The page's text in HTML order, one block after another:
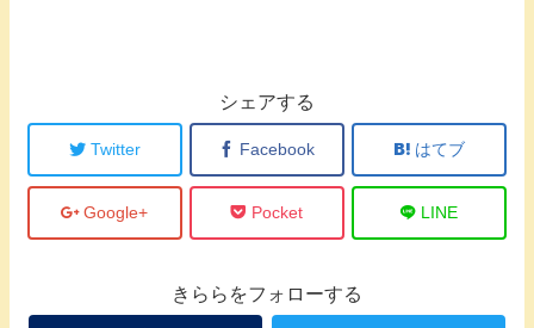
シェアする
Twitter Facebook はてブ
Google+ Pocket LINE
きららをフォローする